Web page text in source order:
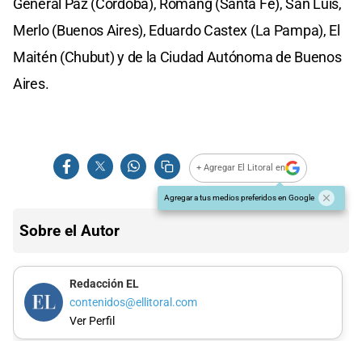
General Paz (Córdoba), Romang (Santa Fe), San Luis,
Merlo (Buenos Aires), Eduardo Castex (La Pampa), El
Maitén (Chubut) y de la Ciudad Autónoma de Buenos
Aires.
+ Agregar El Litoral en
Agregar a tus medios preferidos en Google
Sobre el Autor
Redacción EL
contenidos@ellitoral.com
Ver Perfil